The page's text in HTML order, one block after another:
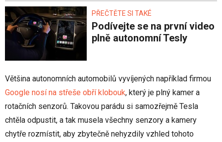
PŘEČTĚTE SI TAKÉ
Podívejte se na první video
plně autonomní Tesly
Většina autonomních automobilů vyvíjených například firmou
Google nosí na střeše obří klobouk, který je plný kamer a
rotačních senzorů. Takovou parádu si samozřejmě Tesla
chtěla odpustit, a tak musela všechny senzory a kamery
chytře rozmístit, aby zbytečně nehyzdily vzhled tohoto